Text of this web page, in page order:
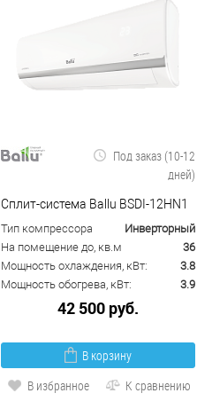
Под заказ (10-12
дней)
Сплит-система Ballu BSDI-12HN1
Тип компрессора
Инверторный
На помещение до, кв.м
36
Мощность охлаждения, кВт:
3.8
Мощность обогрева, кВт:
3.9
42 500 руб.
В корзину
В избранное
К сравнению